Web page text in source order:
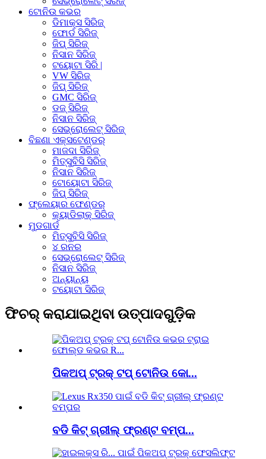
ଟୋନିଉ କଭର
ଡିମାକ୍ସ ସିରିଜ୍
ଫୋର୍ଡ ସିରିଜ୍
ଜିପ୍ ସିରିଜ୍
ନିସାନ ସିରିଜ୍
ଟୟୋଟା ସିରି |
VW ସିରିଜ୍
ଜିପ୍ ସିରିଜ୍
GMC ସିରିଜ୍
ଡଜ୍ ସିରିଜ୍
ନିସାନ ସିରିଜ୍
ସେଭ୍ରୋଲେଟ୍ ସିରିଜ୍
ବିଛଣା ଏକ୍ସଟେଣ୍ଡର୍
ମାଜଦା ସିରିଜ୍
ମିତ୍ସୁବିସି ସିରିଜ୍
ନିସାନ ସିରିଜ୍
ଟୋୟୋଟା ସିରିଜ୍
ଜିପ୍ ସିରିଜ୍
ଫ୍ଲେୟାର ଫେଣ୍ଡର୍
କ୍ୟାଡିଲାକ୍ ସିରିଜ୍
ମୁଡଗାର୍ଡ
ମିତ୍ସୁବିସି ସିରିଜ୍
୪ ରନର
ସେଭ୍ରୋଲେଟ୍ ସିରିଜ୍
ନିସାନ ସିରିଜ୍
ଅନ୍ୟାନ୍ୟ
ଟୟୋଟା ସିରିଜ୍
ଫିଚର୍ କରାଯାଇଥିବା ଉତ୍ପାଦଗୁଡ଼ିକ
ପିକଅପ୍ ଟ୍ରକ୍ ଟପ୍ ଟୋନିଉ କୋ...
ବଡି କିଟ୍ ଗ୍ରୀଲ୍ ଫ୍ରଣ୍ଟ ବମ୍ପ...